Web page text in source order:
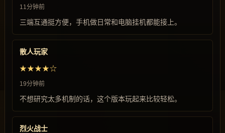
11分钟前
三端互通挺方便，手机做日常和电脑挂机都能接上。
散人玩家
★★★★☆
19分钟前
不想研究太多机制的话，这个版本玩起来比较轻松。
烈火战士